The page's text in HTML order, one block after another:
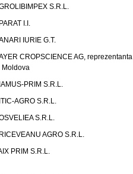
S.R.L.
I.I.
IURIE G.T.
CROPSCIENCE AG, reprezentanta
Moldova
PRIM S.R.L.
AGRO S.R.L.
S.R.L.
AGRO S.R.L.
PRIM S.R.L.